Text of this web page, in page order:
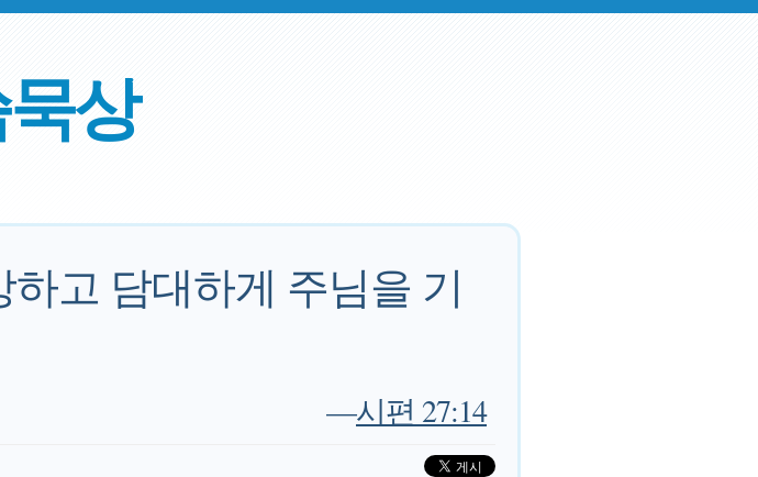
상
고 담대하게 주님을 기
—시편 27:14